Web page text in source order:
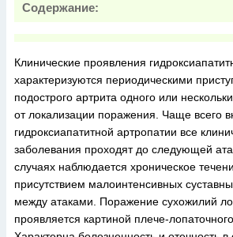
Содержание:
Клинические проявления
характеризуются периодическими
подострого артрита одного или
от локализации поражения. Чаще всего
гидроксиапатитной артропатии все
заболевания проходят до следующей
случаях наблюдается хроническое
присутствием малоинтенсивных
между атаками. Поражение сухожилий
проявляется картиной плече-